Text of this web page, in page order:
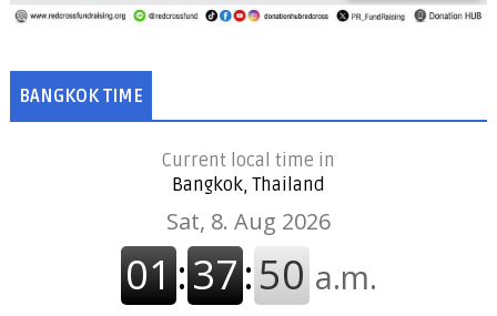
BANGKOK TIME
Current local time in
Bangkok, Thailand